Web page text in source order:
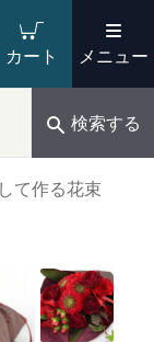
カート メニュー
検索する
て作る花束